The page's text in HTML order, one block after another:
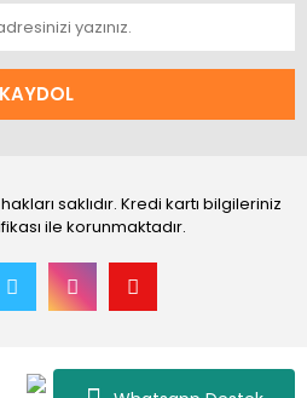
KAYDOL
saklıdır. Kredi kartı bilgileriniz
ile korunmaktadır.